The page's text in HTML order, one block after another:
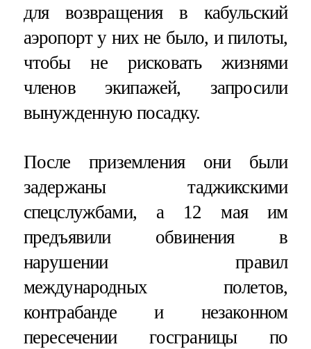
для возвращения в кабульский
аэропорт у них не было, и пилоты,
чтобы не рисковать жизнями
членов экипажей, запросили
вынужденную посадку.
После приземления они были
задержаны таджикскими
спецслужбами, а 12 мая им
предъявили обвинения в
нарушении правил
международных полетов,
контрабанде и незаконном
пересечении госграницы по